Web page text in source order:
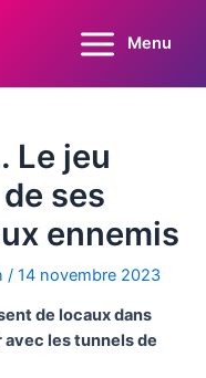
Main
Menu
Le jeu
ses
ennemis
/14 novembre 2023
de locaux dans
avec les tunnels de